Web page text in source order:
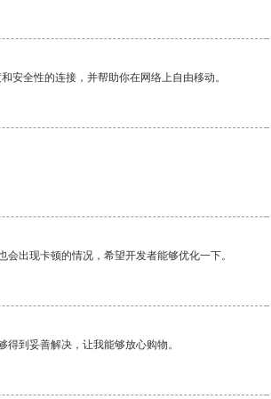
安全性的连接，并帮助你在网络上自由移动。
出现卡顿的情况，希望开发者能够优化一下。
到妥善解决，让我能够放心购物。